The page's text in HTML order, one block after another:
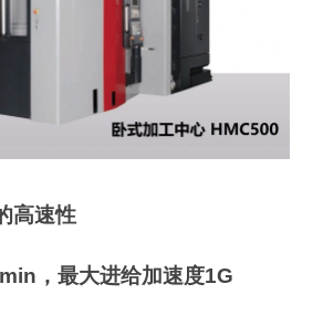
高速性
，最大进给加速度1G